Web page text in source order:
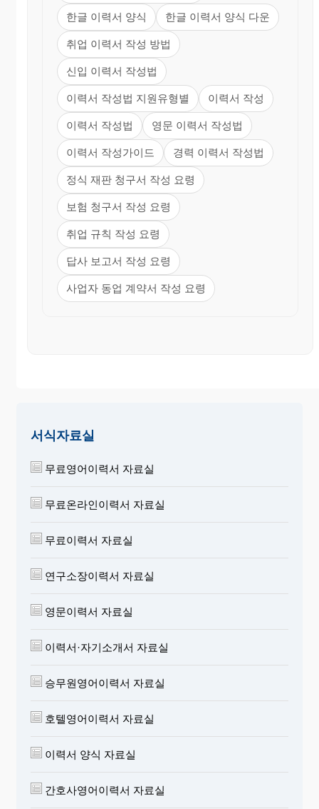
를 잘 쓰지 못한다고 해서 남에게 부탁하여 이력서를
작성해서는안된다.
4. 펜이나 만년필로 쓴다.
볼펜이나 연필로 쓰면 글씨가 바르지 못할 수가 있
다. 이력서를 작성할 때 펜이나 만년필을 사용하면
글씨가 단정하고 선명하게 보인다.
5. 솔직하게
내용상 거짓이 없어야 한다. 이력서에는 허위 또는
과장된 내용을 기록해서는 안된다. 있는 사실 그대로
를 솔직하게 기술하여야 한다.
6. 깔끔하게 작성한다.
이력서를 작성하다가 글자나 단어를 잘못 썼을 때는
지우거나 줄을 긋고 고쳐쓰지 말고 새로운 이력서 용
지에 처음부터 다시 바르게 써야 한다. 여기저기 정
정한 이력서를 제출하게 되면 그것을 본 인사권자는
되는 자격증이나 면허증, 연구 업적 등을 밝혀 이력
한 학창시절에 학업이 우수하여 받은 상이나 직장에
서 근무를 잘 하여 받은 바 있는 각종 상을 밝혀 적어
놓으면 취업하려는 곳의 인사담당자에게 좋은 인상
을 줄 것이다.
8. 시간적 여유를 가지고 쓴다.
마감 시간에 쫓겨가며, 심지어는 접수창구 앞에서 급
비성 없는 이러한 태도는 결코 바람직스럽지 못하다.
내용도 충실해지고 글씨도 깨끗해 보일 수 있다. 이
연락 가능한 긴급연락처를 반드시 명기해둬야 한다.
모든 연락사항을 전보나 전화를 통해 하고 있기 때문
하지 않는 경우라면 반드시 직접 연락이 가능한 주소
한글 이력서 양식 한글 이력서 양식 다운
취업 이력서 작성 방법
신입 이력서 작성법
이력서 작성법 지원유형별 이력서 작성
이력서 작성법 영문 이력서 작성법
이력서 작성가이드 경력 이력서 작성법
정식 재판 청구서 작성 요령
보험 청구서 작성 요령
취업 규칙 작성 요령
답사 보고서 작성 요령
사업자 동업 계약서 작성 요령
서식자료실
무료영어이력서 자료실
무료온라인이력서 자료실
무료이력서 자료실
연구소장이력서 자료실
영문이력서 자료실
이력서·자기소개서 자료실
승무원영어이력서 자료실
호텔영어이력서 자료실
이력서 양식 자료실
간호사영어이력서 자료실